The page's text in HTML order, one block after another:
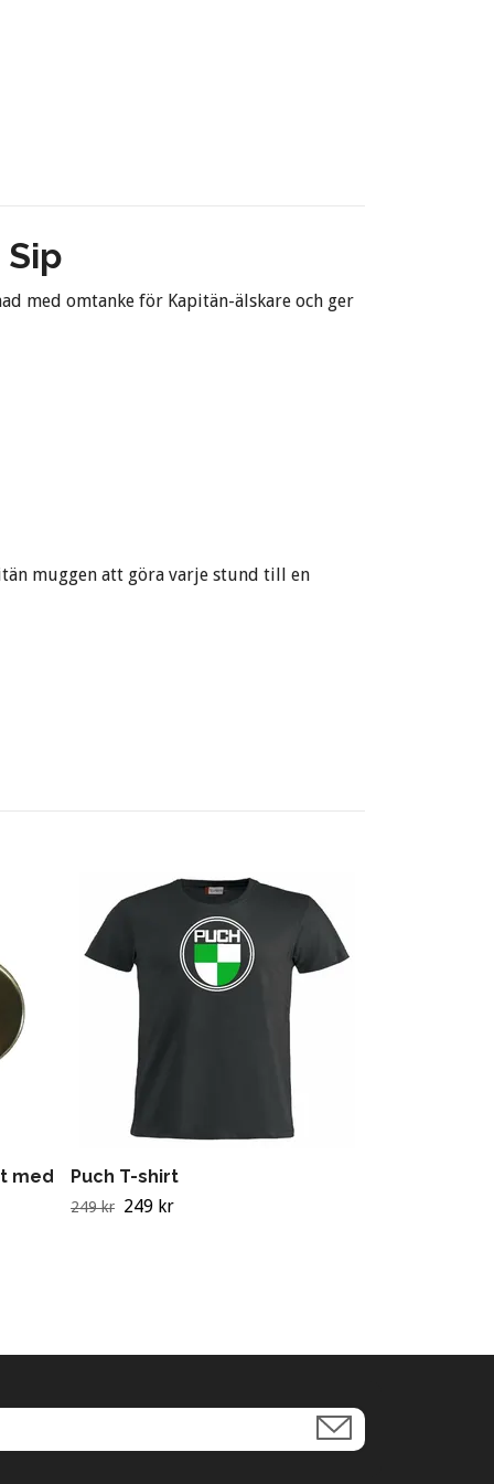
med omtanke för Kapitän-älskare och ger
muggen att göra varje stund till en
med
Puch T-shirt
249 kr 249 kr